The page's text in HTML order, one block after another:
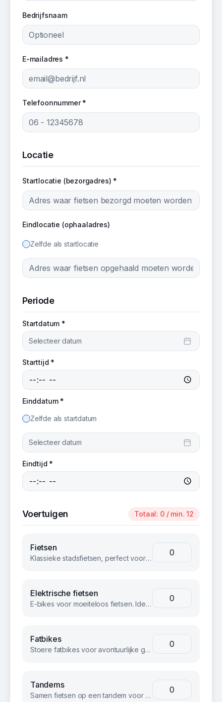
Bedrijfsnaam
E-mailadres *
Telefoonnummer *
Locatie
Startlocatie (bezorgadres) *
Eindlocatie (ophaaladres)
Zelfde als startlocatie
Periode
Startdatum *
Selecteer datum
Starttijd *
Einddatum *
Zelfde als startdatum
Selecteer datum
Eindtijd *
Voertuigen Totaal: 0/ min. 12
Fietsen
Klassieke stadsfietsen, perfect voor groepsuitjes en bedrijfsevents. Betrouwbaar en comfortabel voor iedereen.
Elektrische fietsen
E-bikes voor moeiteloos fietsen. Ideaal voor langere afstanden of heuvelachtig terrein.
Fatbikes
Stoere fatbikes voor avontuurlijke groepen. Geschikt voor strand, bos en terrein.
Tandems
Samen fietsen op een tandem voor een unieke teambuilding ervaring.